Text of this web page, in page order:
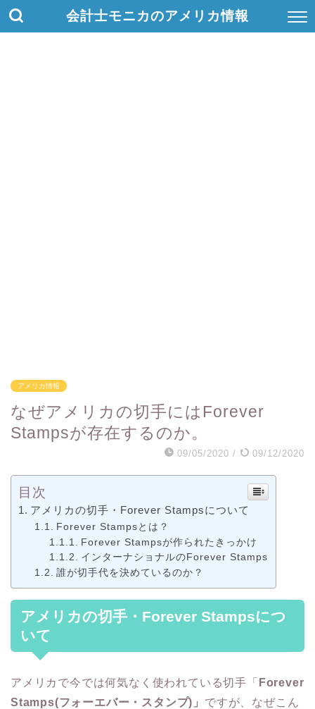
会計士モニカのアメリカ情報
アメリカ情報
なぜアメリカの切手にはForever
Stampsが存在するのか。
09/05/2020 / 09/12/2020
目次
アメリカの切手・Forever Stampsについて
Forever Stampsとは？
Forever Stampsが作られたきっかけ
インターナショナルのForever Stamps
誰が切手代を決めているのか？
アメリカの切手・Forever Stampsにつ
いて
アメリカで今では何気なく使われている切手「 Forever
Stamps(フォーエバー・スタンプ)」 ですが、なぜこん